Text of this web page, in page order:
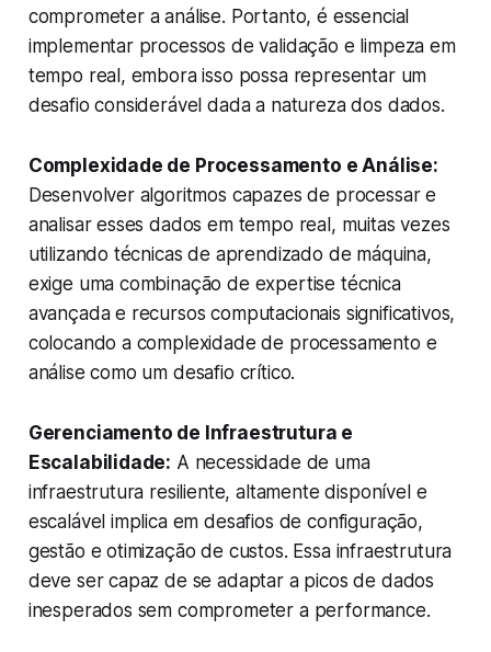
comprometer a análise. Portanto, é essencial
implementar processos de validação e limpeza em
tempo real, embora isso possa representar um
desafio considerável dada a natureza dos dados.
Complexidade de Processamento e Análise:
Desenvolver algoritmos capazes de processar e
analisar esses dados em tempo real, muitas vezes
utilizando técnicas de aprendizado de máquina,
exige uma combinação de expertise técnica
avançada e recursos computacionais significativos,
colocando a complexidade de processamento e
análise como um desafio crítico.
Gerenciamento de Infraestrutura e
Escalabilidade: A necessidade de uma
infraestrutura resiliente, altamente disponível e
escalável implica em desafios de configuração,
gestão e otimização de custos. Essa infraestrutura
deve ser capaz de se adaptar a picos de dados
inesperados sem comprometer a performance.